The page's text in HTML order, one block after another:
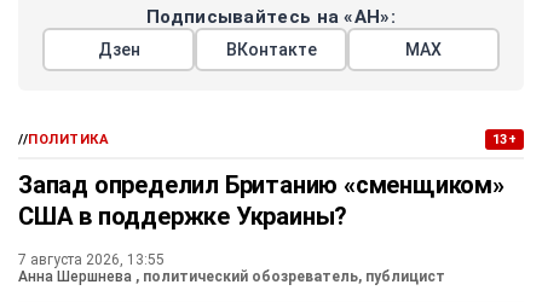
Подписывайтесь на «АН»:
Дзен ВКонтакте МАХ
//ПОЛИТИКА 13+
Запад определил Британию «сменщиком»
США в поддержке Украины?
7 августа 2026, 13:55
Анна Шершнева , политический обозреватель, публицист